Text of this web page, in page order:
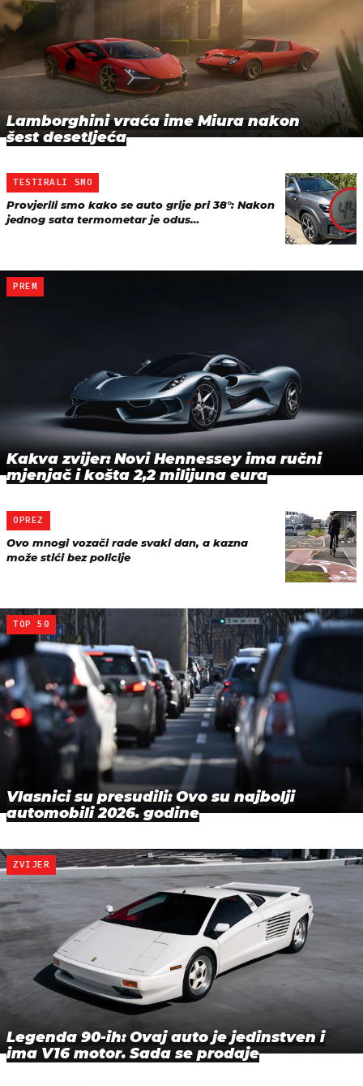
Lamborghini vraća ime Miura nakon
šest desetljeća
TESTIRALI SMO
Provjerili smo kako se auto grije pri 38°: Nakon
jednog sata termometar je odus…
PREM
Kakva zvijer: Novi Hennessey ima ručni
mjenjač i košta 2,2 milijuna eura
OPREZ
Ovo mnogi vozači rade svaki dan, a kazna
može stići bez policije
TOP 50
Vlasnici su presudili: Ovo su najbolji
automobili 2026. godine
ZVIJER
Legenda 90-ih: Ovaj auto je jedinstven i
ima V16 motor. Sada se prodaje